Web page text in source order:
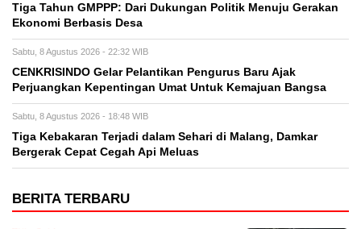
Tiga Tahun GMPPP: Dari Dukungan Politik Menuju Gerakan
Ekonomi Berbasis Desa
Sabtu, 8 Agustus 2026 - 22:32 WIB
CENKRISINDO Gelar Pelantikan Pengurus Baru Ajak
Perjuangkan Kepentingan Umat Untuk Kemajuan Bangsa
Sabtu, 8 Agustus 2026 - 18:48 WIB
Tiga Kebakaran Terjadi dalam Sehari di Malang, Damkar
Bergerak Cepat Cegah Api Meluas
BERITA TERBARU